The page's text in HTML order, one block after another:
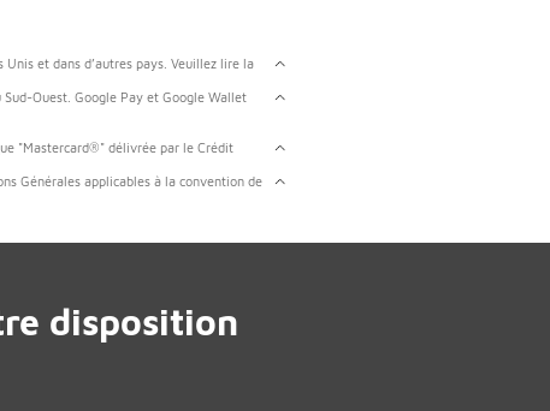
Unis et dans d’autres pays. Veuillez lire la
Ouest. Google Pay et Google Wallet
"Mastercard®" délivrée par le Crédit
Générales applicables à la convention de
disposition